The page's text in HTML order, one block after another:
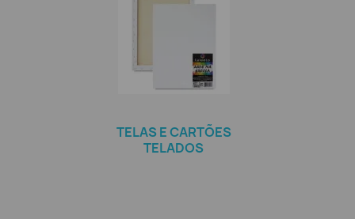
TELAS E CARTÕES
TELADOS